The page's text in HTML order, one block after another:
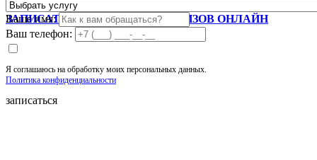
ЗАПИСАТЬСЯ НА СДАЧУ АНАЛИЗОВ ОНЛАЙН
Запишитесь на прием
Ваше имя:
Ваш телефон:
Я соглашаюсь на обработку моих персональных данных.
Политика конфиденциальности
записаться